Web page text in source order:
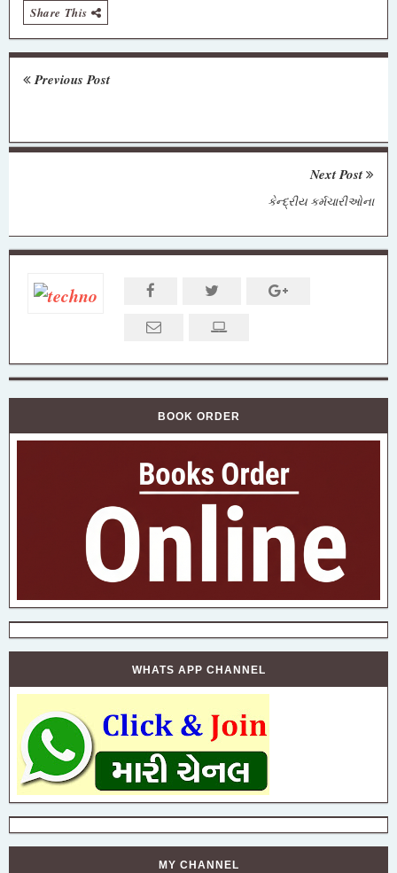
Share This
Previous Post
Next Post
કેન્‍દ્રીય કર્મચારીઓના
BOOK ORDER
WHATS APP CHANNEL
MY CHANNEL